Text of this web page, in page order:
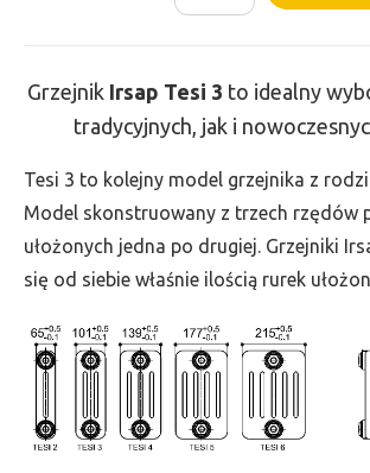
Grzejnik
-
wys.
885,
szer.
1575,
3025
Grzejnik Irsap Tesi 3 to idealny
tradycyjnych, jak i
Tesi 3 to kolejny model grzejnika z
Model skonstruowany z trzech rzędów
ułożonych jedna po drugiej. Grzejniki
się od siebie właśnie ilością rurek